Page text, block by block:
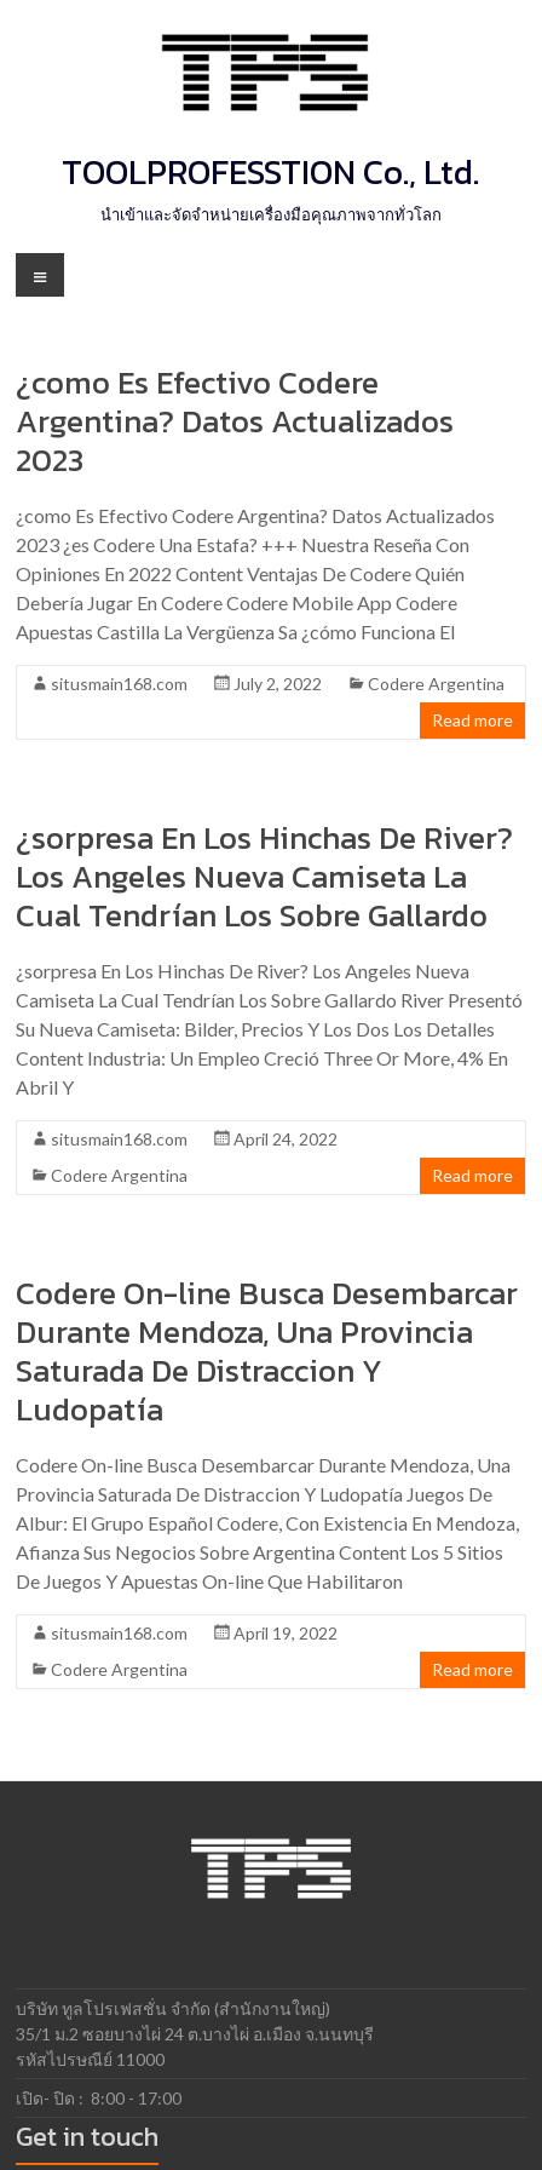
TOOLPROFESSTION Co., Ltd.
นำเข้าและจัดจำหน่ายเครื่องมือคุณภาพจากทั่วโลก
Menu
¿como Es Efectivo Codere
Argentina? Datos Actualizados
2023
¿como Es Efectivo Codere Argentina? Datos Actualizados
2023 ¿es Codere Una Estafa? +++ Nuestra Reseña Con
Opiniones En 2022 Content Ventajas De Codere Quién
Debería Jugar En Codere Codere Mobile App Codere
Apuestas Castilla La Vergüenza Sa ¿cómo Funciona El
situsmain168.com July 2, 2022
Codere Argentina
Read more
¿sorpresa En Los Hinchas De River?
Los Angeles Nueva Camiseta La
Cual Tendrían Los Sobre Gallardo
¿sorpresa En Los Hinchas De River? Los Angeles Nueva
Camiseta La Cual Tendrían Los Sobre Gallardo River Presentó
Su Nueva Camiseta: Bilder, Precios Y Los Dos Los Detalles
Content Industria: Un Empleo Creció Three Or More, 4% En
Abril Y
situsmain168.com
April 24, 2022
Codere Argentina
Read more
Codere On-line Busca Desembarcar
Durante Mendoza, Una Provincia
Saturada De Distraccion Y
Ludopatía
Codere On-line Busca Desembarcar Durante Mendoza, Una
Provincia Saturada De Distraccion Y Ludopatía Juegos De
Albur: El Grupo Español Codere, Con Existencia En Mendoza,
Afianza Sus Negocios Sobre Argentina Content Los 5 Sitios
De Juegos Y Apuestas On-line Que Habilitaron
situsmain168.com
April 19, 2022
Codere Argentina
Read more
บริษัท ทูลโปรเฟสชั่น จำกัด (สำนักงานใหญ่)
35/1 ม.2 ซอยบางไผ่ 24 ต.บางไผ่ อ.เมือง จ.นนทบุรี
รหัสไปรษณีย์ 11000
เปิด- ปิด : 8:00 - 17:00
Get in touch